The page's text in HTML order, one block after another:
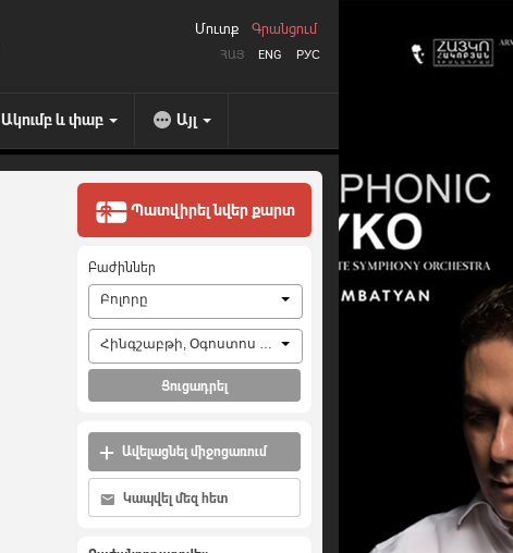
ՀԱՅ ENG РУС
Մուտք Գրանցում
Ակումբ և փաբ Այլ
Պատվիրել նվեր քարտ
Բաժիններ
Բոլորը
Հինգշաբթի, Օգոստոս 6, 2026
Ցուցադրել
Ավելացնել միջոցառում
Կապվել մեզ հետ